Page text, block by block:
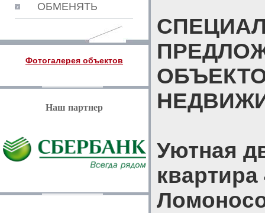
ОБМЕНЯТЬ
Фотогалерея объектов
Наш партнер
Уютная